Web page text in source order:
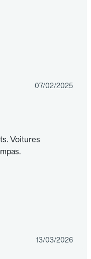
07/02/2025
Voitures
13/03/2026